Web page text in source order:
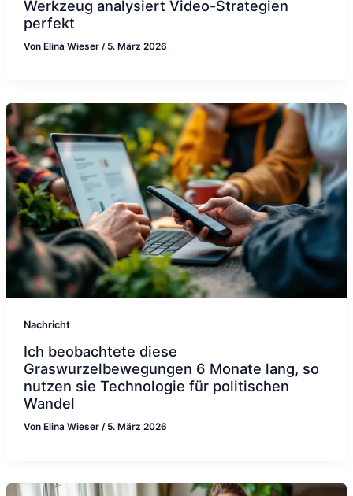
Werkzeug analysiert Video-Strategien
perfekt
Von Elina Wieser / 5. März 2026
Nachricht
Ich beobachtete diese
Graswurzelbewegungen 6 Monate lang, so
nutzen sie Technologie für politischen
Wandel
Von Elina Wieser / 5. März 2026